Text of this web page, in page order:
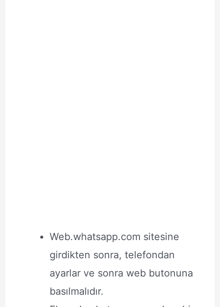
Web.whatsapp.com sitesine
girdikten sonra, telefondan
ayarlar ve sonra web butonuna
basılmalıdır.